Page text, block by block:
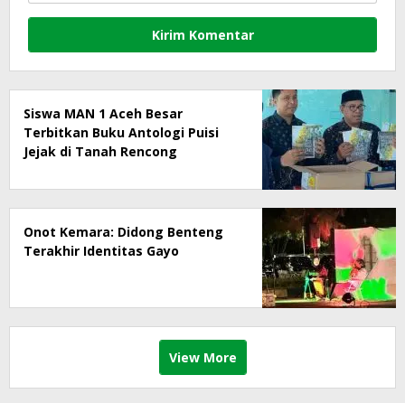
Siswa MAN 1 Aceh Besar
Terbitkan Buku Antologi Puisi
Jejak di Tanah Rencong
Onot Kemara: Didong Benteng
Terakhir Identitas Gayo
View More